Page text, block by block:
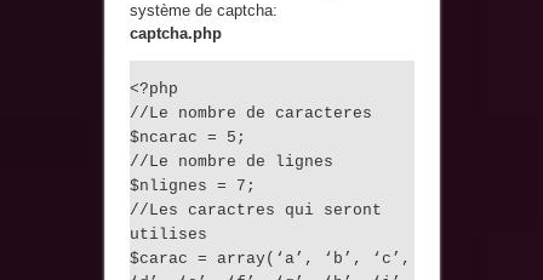
système de captcha:
captcha.php
<?php
//Le nombre de caracteres
$ncarac = 5;
//Le nombre de lignes
$nlignes = 7;
//Les caractres qui seront
utilises
$carac = array(‘a’, ‘b’, ‘c’,